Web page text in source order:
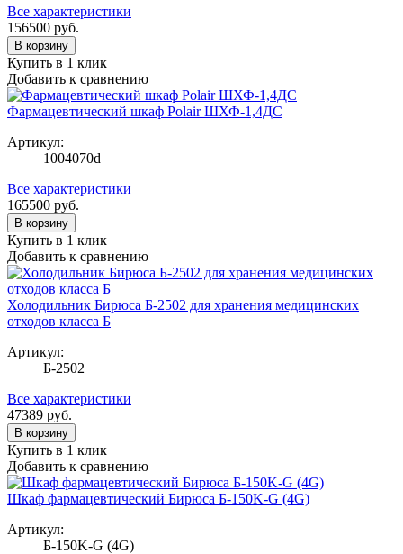
Все характеристики
156500 руб.
В корзину
Купить в 1 клик
Добавить к сравнению
Фармацевтический шкаф Polair ШХФ-1,4ДС
Артикул:
1004070d
Все характеристики
165500 руб.
В корзину
Купить в 1 клик
Добавить к сравнению
Холодильник Бирюса Б-2502 для хранения медицинских
отходов класса Б
Артикул:
Б-2502
Все характеристики
47389 руб.
В корзину
Купить в 1 клик
Добавить к сравнению
Шкаф фармацевтический Бирюса Б-150K-G (4G)
Артикул:
Б-150K-G (4G)